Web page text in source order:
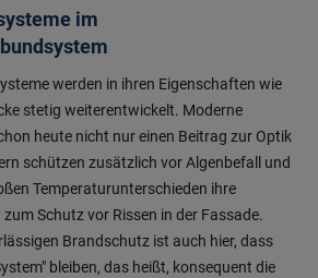
im
werden in ihren Eigenschaften wie
stetig weiterentwickelt. Moderne
heute nicht nur einen Beitrag zur Optik
schützen zusätzlich vor Algenbefall und
Temperaturunterschieden ihre
Schutz vor Rissen in der Fassade.
Brandschutz ist auch hier, dass
bleiben, das heißt, konsequent die